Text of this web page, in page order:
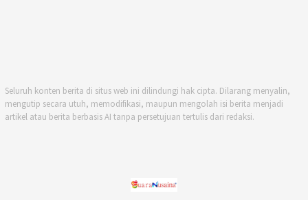
Seluruh konten berita di situs web ini dilindungi hak cipta. Dilarang menyalin,
mengutip secara utuh, memodifikasi, maupun mengolah isi berita menjadi
artikel atau berita berbasis AI tanpa persetujuan tertulis dari redaksi.